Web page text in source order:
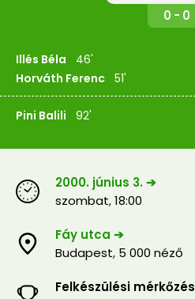
0 - 0
Illés Béla 46'
Horváth Ferenc 51'
Pini Balili 92'
2000. június 3. ➔
szombat,18:00
Fáy utca ➔
Budapest, 5 000 néző
Felkészülési mérkőzés